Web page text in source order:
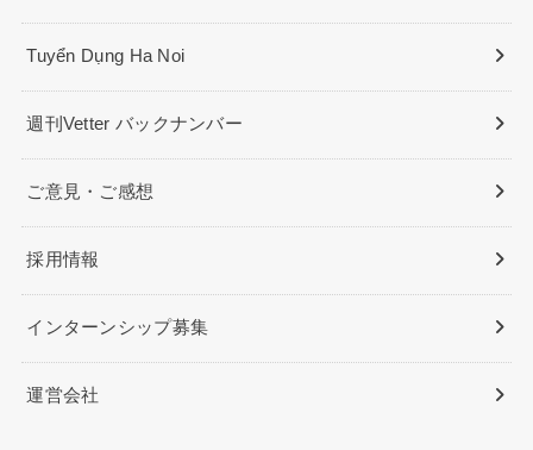
Tuyển Dụng Ha Noi
週刊Vetter バックナンバー
ご意見・ご感想
採用情報
インターンシップ募集
運営会社